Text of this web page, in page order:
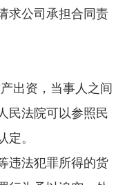
求公司承担合同责
出资，当事人之间
民法院可以参照民
定。
法犯罪所得的货